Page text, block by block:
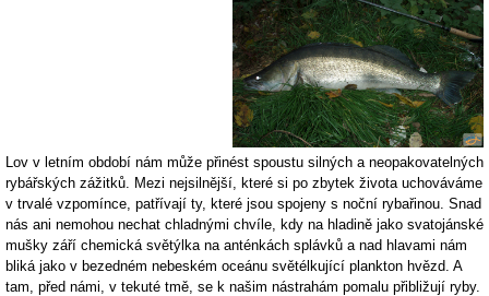
Lov v letním období nám může přinést spoustu silných a neopakovatelných
rybářských zážitků. Mezi nejsilnější, které si po zbytek života uchováváme
v trvalé vzpomínce, patřívají ty, které jsou spojeny s noční rybařinou. Snad
nás ani nemohou nechat chladnými chvíle, kdy na hladině jako svatojánské
mušky září chemická světýlka na anténkách splávků a nad hlavami nám
bliká jako v bezedném nebeském oceánu světélkující plankton hvězd. A
tam, před námi, v tekuté tmě, se k našim nástrahám pomalu přibližují ryby.